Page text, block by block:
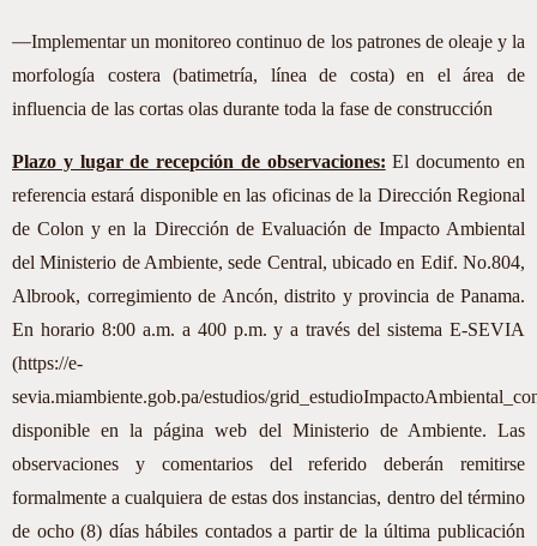
—Implementar un monitoreo continuo de los patrones de oleaje y la
morfología costera (batimetría, línea de costa) en el área de
influencia de las cortas olas durante toda la fase de construcción
Plazo y lugar de recepción de observaciones: El documento en
referencia estará disponible en las oficinas de la Dirección Regional
de Colon y en la Dirección de Evaluación de Impacto Ambiental
del Ministerio de Ambiente, sede Central, ubicado en Edif. No.804,
Albrook, corregimiento de Ancón, distrito y provincia de Panama.
En horario 8:00 a.m. a 400 p.m. y a través del sistema E-SEVIA
(https://e-
sevia.miambiente.gob.pa/estudios/
disponible en la página web del Ministerio de Ambiente. Las
observaciones y comentarios del referido deberán remitirse
formalmente a cualquiera de estas dos instancias, dentro del término
de ocho (8) días hábiles contados a partir de la última publicación